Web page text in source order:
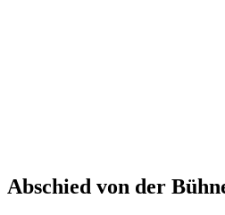
Abschied von der